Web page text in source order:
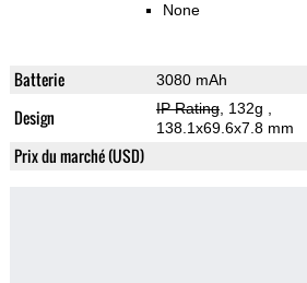
None
Batterie 3080 mAh
Design IP Rating, 132g
138.1x69.6x7.8 mm
Prix du marché (USD)